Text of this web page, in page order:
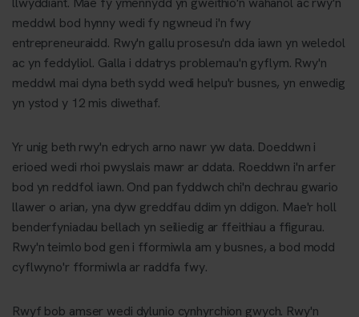
meddwl bod hynny wedi fy ngwneud i'n fwy
entrepreneuraidd. Rwy'n gallu prosesu'n dda iawn yn weledol
ac yn feddyliol. Galla i ddatrys problemau'n gyflym. Rwy'n
meddwl mai dyna beth sydd wedi helpu'r busnes, yn enwedig
yn ystod y 12 mis diwethaf.
Yr unig beth rwy'n edrych arno nawr yw data. Doeddwn i
erioed wedi rhoi pwyslais mawr ar ddata. Roeddwn i'n arfer
bod yn reddfol iawn. Ond pan fyddwch chi'n dechrau gwario
llawer o arian, yna dyw greddfau ddim yn ddigon. Mae'r holl
benderfyniadau bellach yn seiliedig ar ffeithiau a ffigurau.
Rwy'n teimlo bod gen i fformiwla am y busnes, a bod modd
cyflwyno'r fformiwla ar raddfa fwy.
Rwyf bob amser wedi dylunio cynhyrchion gwych. Rwy'n